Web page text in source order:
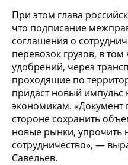
При этом глава
что подписание
соглашения о
перевозок грузов, в
удобрений, через
проходящие по
придаст новый
экономикам. «Документ
стороне сохранить
новые рынки, упрочить
сотрудничество», —
Савельев.